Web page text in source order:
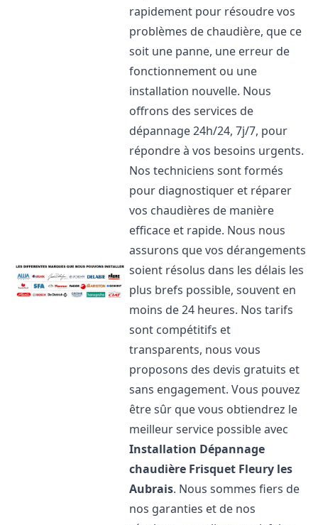
rapidement pour résoudre vos
problèmes de chaudière, que ce
soit une panne, une erreur de
fonctionnement ou une
installation nouvelle. Nous
offrons des services de
dépannage 24h/24, 7j/7, pour
répondre à vos besoins urgents.
Nos techniciens sont formés
pour diagnostiquer et réparer
vos chaudières de manière
efficace et rapide. Nous nous
assurons que vos dérangements
soient résolus dans les délais les
plus brefs possible, souvent en
moins de 24 heures. Nos tarifs
sont compétitifs et
transparents, nous vous
proposons des devis gratuits et
sans engagement. Vous pouvez
être sûr que vous obtiendrez le
meilleur service possible avec
Installation Dépannage
chaudière Frisquet Fleury les
Aubrais. Nous sommes fiers de
nos garanties et de nos